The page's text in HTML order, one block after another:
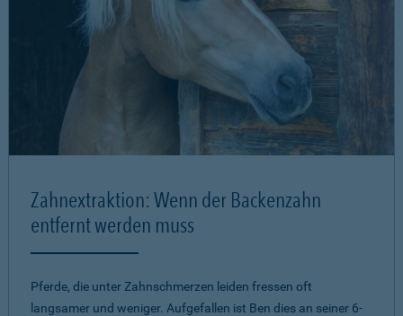
Zahnextraktion: Wenn der Backenzahn
entfernt werden muss
Pferde, die unter Zahnschmerzen leiden fressen oft
langsamer und weniger. Aufgefallen ist Ben dies an seiner 6-